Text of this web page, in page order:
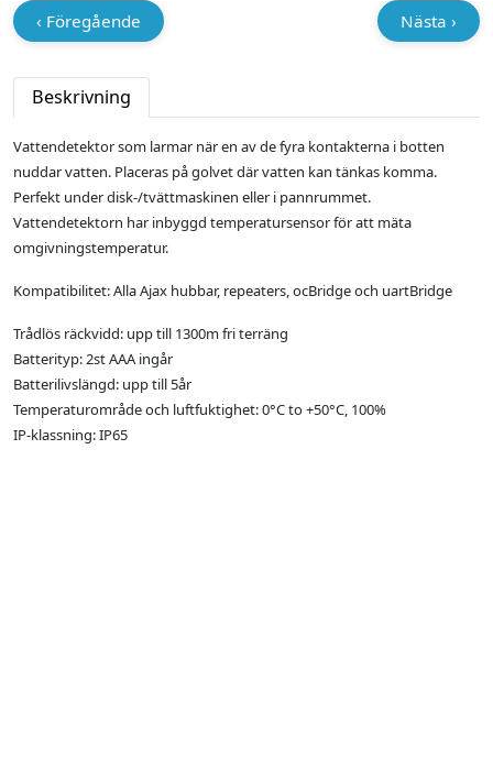
‹ Föregående Nästa ›
Beskrivning
Vattendetektor som larmar när en av de fyra kontakterna i botten
nuddar vatten. Placeras på golvet där vatten kan tänkas komma.
Perfekt under disk-/tvättmaskinen eller i pannrummet.
Vattendetektorn har inbyggd temperatursensor för att mäta
omgivningstemperatur.
Kompatibilitet: Alla Ajax hubbar, repeaters, ocBridge och uartBridge
Trådlös räckvidd: upp till 1300m fri terräng
Batterityp: 2st AAA ingår
Batterilivslängd: upp till 5år
Temperaturområde och luftfuktighet: 0°С to +50°С, 100%
IP-klassning: IP65